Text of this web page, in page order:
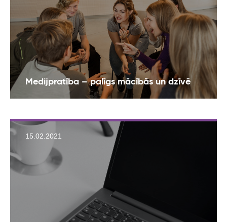
Medijpratība – palīgs mācībās un dzīvē
15.02.2021